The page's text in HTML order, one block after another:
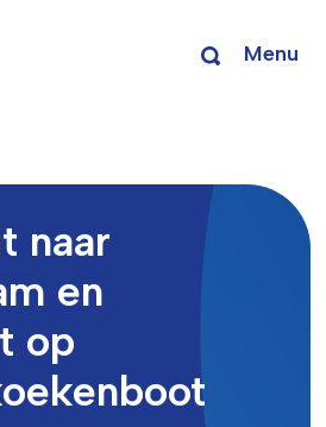
Menu
naar
en
op